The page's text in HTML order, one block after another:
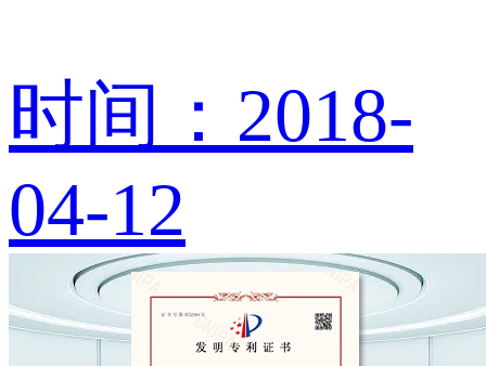
时间：2018-
04-12